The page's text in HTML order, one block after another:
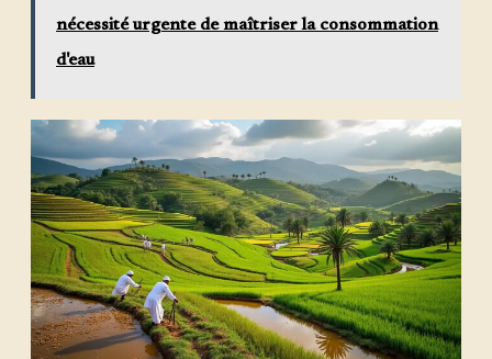
nécessité urgente de maîtriser la consommation
d'eau